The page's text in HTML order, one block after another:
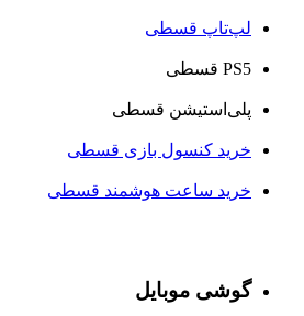
لپ‌تاپ قسطی
PS5 قسطی
پلی‌استیشن قسطی
خرید کنسول بازی قسطی
خرید ساعت هوشمند قسطی
گوشی موبایل